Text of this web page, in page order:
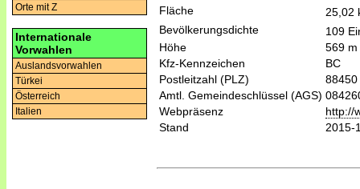
Orte mit Z
Internationale
Vorwahlen
Auslandsvorwahlen
Türkei
Österreich
Italien
Fläche
25,02
Bevölkerungsdichte
109
Höhe
569 m
Kfz-Kennzeichen
BC
Postleitzahl (PLZ)
88450
Amtl. Gemeindeschlüssel (AGS)
Webpräsenz
http://
Stand
2015-